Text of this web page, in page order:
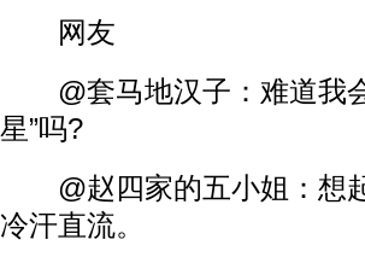
网友
@套马地汉子：难道我会
星”吗?
@赵四家的五小姐：想起
冷汗直流。